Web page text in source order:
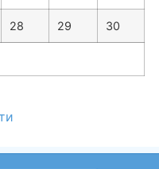
28 29 30